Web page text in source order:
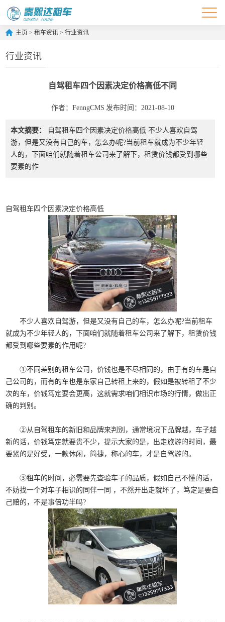
主页 >租车资讯 >行业资讯
行业资讯
自驾租车四个因素决定价格高低不同
作者：FenngCMS 发布时间：2021-08-10
本文摘要：
自驾租车四个因素决定价格高低 不少人喜欢自驾
游，但是又没有自己的车，怎么办呢?当前租车就成为不少年轻
人的，下面咱们就随着租车公司来了解下，租赁价钱都受到哪些
要素的作
自驾租车四个因素决定价格高低
不少人喜欢自驾游，但是又没有自己的车，怎么办呢?当前租车
就成为不少年轻人的，下面咱们就随着租车公司来了解下，租赁价钱
都受到哪些要素的作用呢?
①不同差别的租车公司，价钱也是不尽相同的，由于有的车是自
己公司的，而有的车也是东家自己转租上来的，假如是被转租了不少
次的车，价钱笃定要会更高，这就需求咱们相识市场的行情，做出正
确的判别。
②从自驾租车的新旧和品牌来判别，通常境况下品牌越，车子越
新的话，价钱笃定就要贵不少，提示大家的是，出走旅游的时间，最
要紧的是好受，一款休闲，简捷，称心的车，才是自驾游的。
③租车的时间，必需要先查验车子的品质，假如自己不懂的话，
不妨找一个对车子相识的同伴一同 ，不然开出走就坏了，笃定是要自
己赔的，不是事倍功半吗?